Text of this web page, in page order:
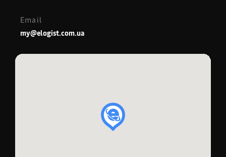
Email
my@elogist.com.ua